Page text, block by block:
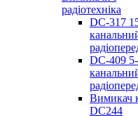
радіотехніка
DC-317
DC-409
Вимикач
DC244